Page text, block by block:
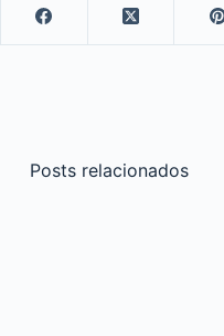
Posts relacionados